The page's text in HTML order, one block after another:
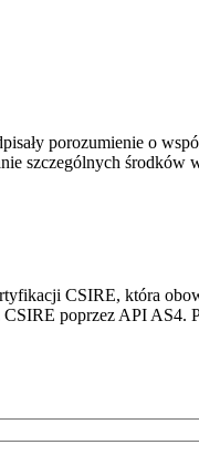
porozumienie o
szczególnych
CSIRE, która
poprzez API